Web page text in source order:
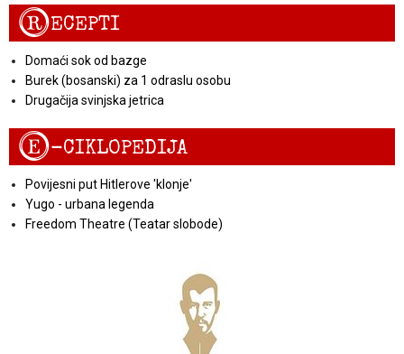
RECEPTI
Domaći sok od bazge
Burek (bosanski) za 1 odraslu osobu
Drugačija svinjska jetrica
E-CIKLOPEDIJA
Povijesni put Hitlerove 'klonje'
Yugo - urbana legenda
Freedom Theatre (Teatar slobode)